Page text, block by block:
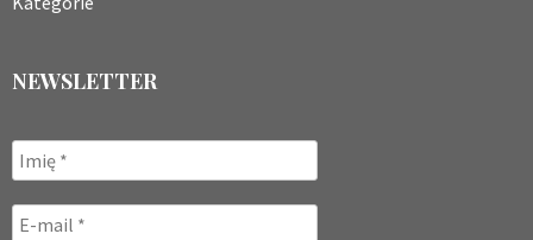
NEWSLETTER